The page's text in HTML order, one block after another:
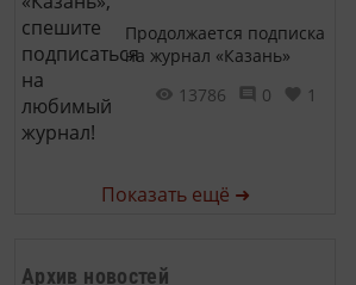
Продолжается подписка
на журнал «Казань»
13786
0 1
Показать ещё ➜
Архив новостей